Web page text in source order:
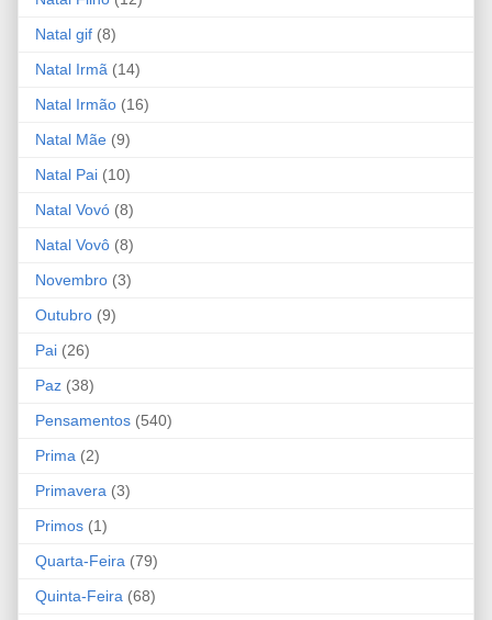
Natal gif (8)
Natal Irmã (14)
Natal Irmão (16)
Natal Mãe (9)
Natal Pai (10)
Natal Vovó (8)
Natal Vovô (8)
Novembro (3)
Outubro (9)
Pai (26)
Paz (38)
Pensamentos (540)
Prima (2)
Primavera (3)
Primos (1)
Quarta-Feira (79)
Quinta-Feira (68)